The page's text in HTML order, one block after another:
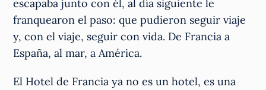
escapaba junto con él, al día siguiente le
franquearon el paso: que pudieron seguir viaje
y, con el viaje, seguir con vida. De Francia a
España, al mar, a América.
El Hotel de Francia ya no es un hotel, es una